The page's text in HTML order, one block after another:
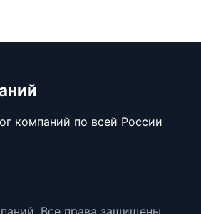
компаний по всей России
Все права защищены.